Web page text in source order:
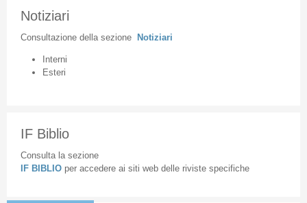
Notiziari
Consultazione della sezione Notiziari
Interni
Esteri
IF Biblio
Consulta la sezione
IF BIBLIO per accedere ai siti web delle riviste specifiche